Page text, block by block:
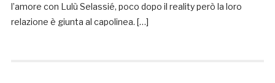
l’amore con Lulù Selassié, poco dopo il reality però la loro
relazione è giunta al capolinea. […]